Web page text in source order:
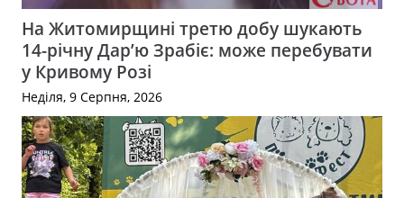
На Житомирщині третю добу шукають
14-річну Дар’ю Зрабіє: може перебувати
у Кривому Розі
Неділя, 9 Серпня, 2026